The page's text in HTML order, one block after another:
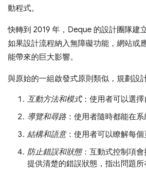
動程式。
快轉到 2019 年，Deque 的設計團隊建
如果設計流程納入無障礙功能，網站或
能帶來的巨大影響。
與原始的一組啟發式原則類似，規劃設
互動方法和模式：使用者可以選擇
導覽和尋路：使用者隨時都能在系
結構和語意：使用者可以瞭解每個
防止錯誤和狀態：互動式控制項
提供清楚的錯誤狀態，指出問題所